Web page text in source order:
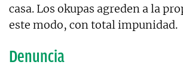
casa. Los okupas agreden a la
este modo, con total impunidad.
Denuncia